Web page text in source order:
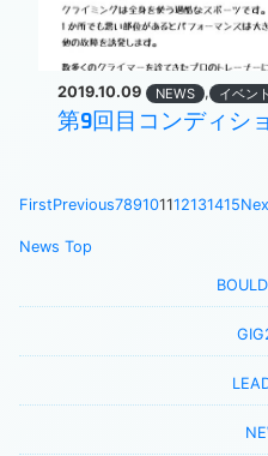
2019.10.09 NEWS , イベント
第9回目コンディシ
FirstPrevious789101112131415
News Top